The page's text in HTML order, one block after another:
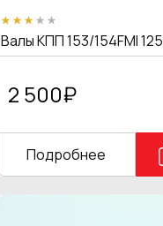
Валы КПП 153/154FMI
2 500₽
Подробнее